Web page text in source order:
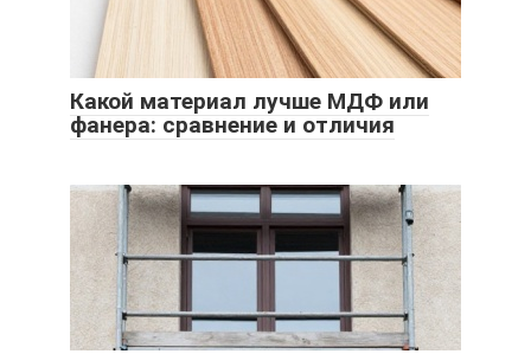
Какой материал лучше МДФ или
фанера: сравнение и отличия